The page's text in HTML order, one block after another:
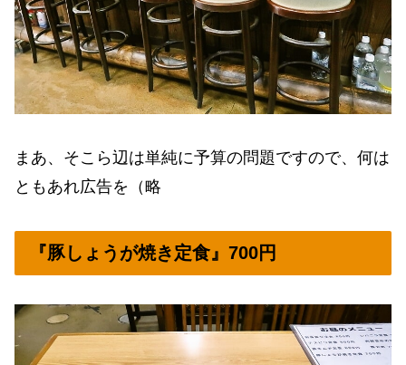
まあ、そこら辺は単純に予算の問題ですので、何は
ともあれ広告を（略
『豚しょうが焼き定食』700円